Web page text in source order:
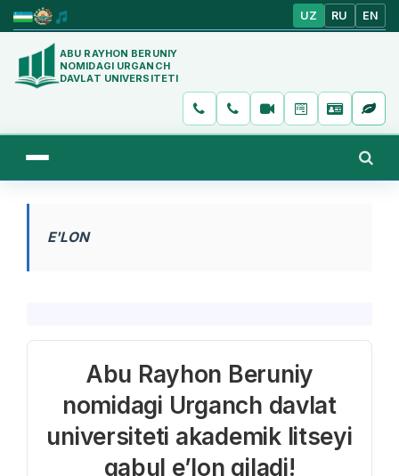
UZ RU EN
ABU RAYHON BERUNIY
NOMIDAGI URGANCH
DAVLAT UNIVERSITETI
E'LON
Abu Rayhon Beruniy
nomidagi Urganch davlat
universiteti akademik litseyi
qabul e’lon qiladi!